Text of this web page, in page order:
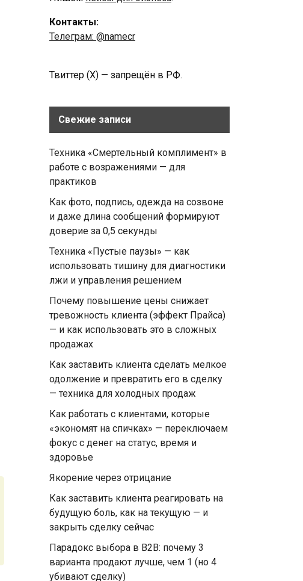
Контакты:
Телеграм: @namecr
Твиттер (Х) — запрещён в РФ.
Свежие записи
Техника «Смертельный комплимент» в
работе с возражениями — для
практиков
Как фото, подпись, одежда на созвоне
и даже длина сообщений формируют
доверие за 0,5 секунды
Техника «Пустые паузы» — как
использовать тишину для диагностики
лжи и управления решением
Почему повышение цены снижает
тревожность клиента (эффект Прайса)
— и как использовать это в сложных
продажах
Как заставить клиента сделать мелкое
одолжение и превратить его в сделку
— техника для холодных продаж
Как работать с клиентами, которые
«экономят на спичках» — переключаем
фокус с денег на статус, время и
здоровье
Якорение через отрицание
Как заставить клиента реагировать на
будущую боль, как на текущую — и
закрыть сделку сейчас
Парадокс выбора в B2B: почему 3
варианта продают лучше, чем 1 (но 4
убивают сделку)